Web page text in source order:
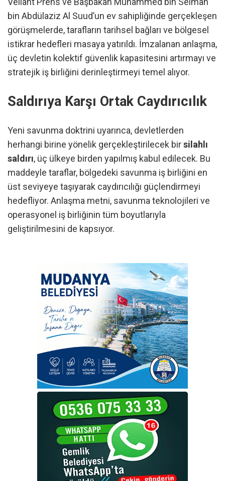
bin Abdülaziz Al Suud’un ev sahipliğinde gerçekleşen
görüşmelerde, tarafların tarihsel bağları ve bölgesel
istikrar hedefleri masaya yatırıldı. İmzalanan anlaşma,
üç devletin kolektif güvenlik kapasitesini artırmayı ve
stratejik iş birliğini derinleştirmeyi temel alıyor.
Saldırıya Karşı Ortak Caydırıcılık
Yeni savunma doktrini uyarınca, devletlerden
herhangi birine yönelik gerçekleştirilecek birsilahlı
saldırı, üç ülkeye birden yapılmış kabul edilecek. Bu
maddeyle taraflar, bölgedeki savunma iş birliğini en
üst seviyeye taşıyarak caydırıcılığı güçlendirmeyi
hedefliyor. Anlaşma metni, savunma teknolojileri ve
operasyonel iş birliğinin tüm boyutlarıyla
geliştirilmesini de kapsıyor.